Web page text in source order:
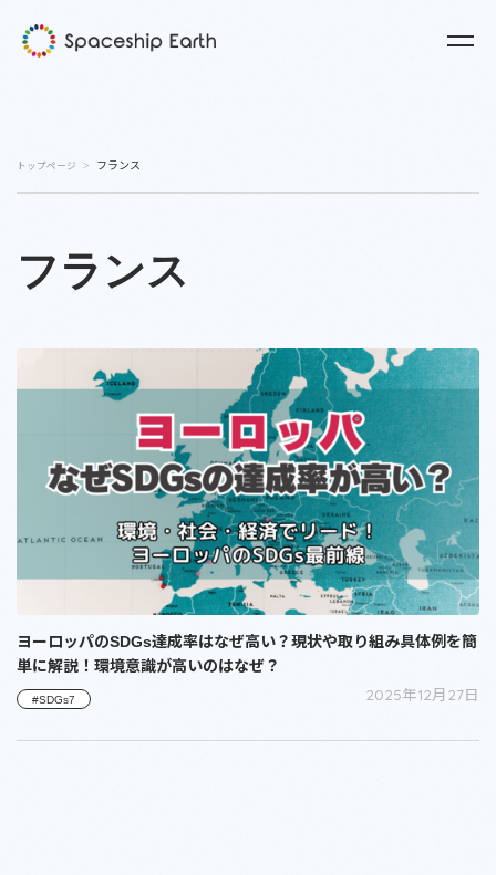
トップページ フランス
フランス
ヨーロッパのSDGs達成率はなぜ高い？現状や取り組み具体例を簡
単に解説！環境意識が高いのはなぜ？
#SDGs7 2025年12月27日